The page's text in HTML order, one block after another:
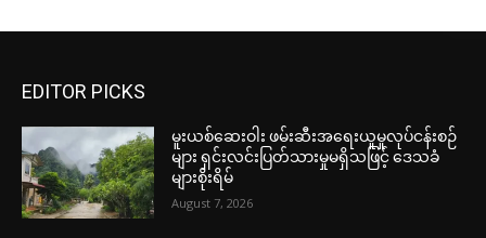
EDITOR PICKS
မူးယစ်ဆေးဝါး ဖမ်းဆီးအရေးယူမှုလုပ်ငန်းစဉ်
များ ရှင်းလင်းပြတ်သားမှုမရှိသဖြင့် ဒေသခံ
များစိုးရိမ်
August 7, 2026